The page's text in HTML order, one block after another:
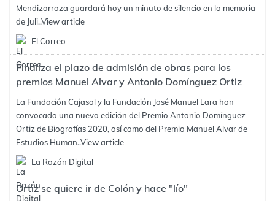
Mendizorroza guardará hoy un minuto de silencio en la memoria
de Juli..View article
El Correo
Finaliza el plazo de admisión de obras para los
premios Manuel Alvar y Antonio Domínguez Ortiz
La Fundación Cajasol y la Fundación José Manuel Lara han
convocado una nueva edición del Premio Antonio Domínguez
Ortiz de Biografías 2020, así como del Premio Manuel Alvar de
Estudios Human..View article
La Razón Digital
Ortiz se quiere ir de Colón y hace "lío"